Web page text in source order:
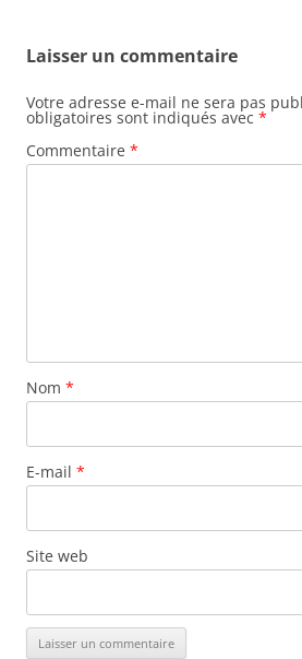
Laisser un commentaire
Votre adresse e-mail ne sera pas
obligatoires sont indiqués avec *
Commentaire *
Nom *
E-mail *
Site web